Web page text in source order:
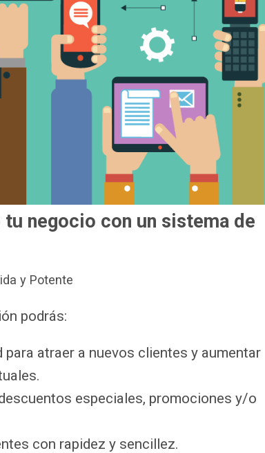
negocio con un sistema de
y Potente
podrás:
para atraer a nuevos clientes y aumentar
especiales, promociones y/o
con rapidez y sencillez.